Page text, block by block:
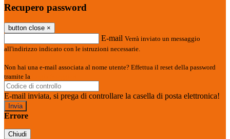
Recupero password
button close ×
E-mail Verrà inviato un messaggio
all'indirizzo indicato con le istruzioni necessarie.
Non hai una e-mail associata al nome utente? Effettua il reset della password
tramite la
E-mail inviata, si prega di controllare la casella di posta elettronica!
Errore
Chiudi